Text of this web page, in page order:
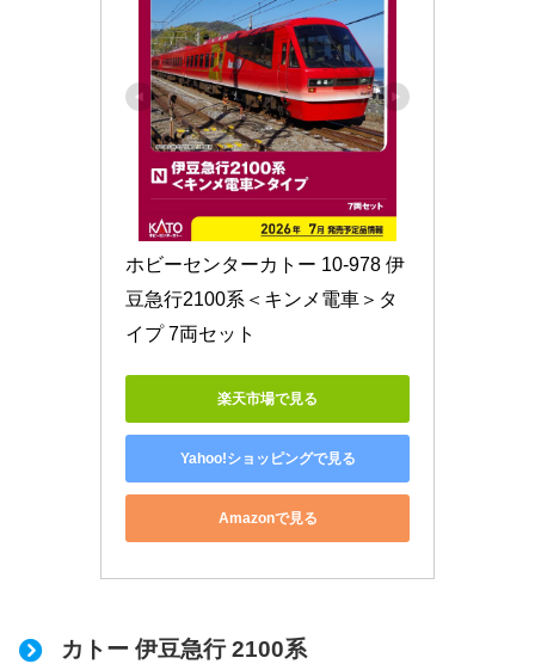
ホビーセンターカトー 10-978 伊
豆急行2100系＜キンメ電車＞タ
イプ 7両セット
楽天市場で見る
Yahoo!ショッピングで見る
Amazonで見る
カトー 伊豆急行 2100系